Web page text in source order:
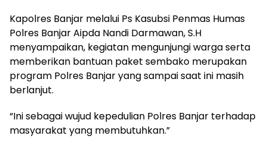
Kapolres Banjar melalui Ps Kasubsi Penmas Humas
Polres Banjar Aipda Nandi Darmawan, S.H
menyampaikan, kegiatan mengunjungi warga serta
memberikan bantuan paket sembako merupakan
program Polres Banjar yang sampai saat ini masih
berlanjut.
“Ini sebagai wujud kepedulian Polres Banjar terhadap
masyarakat yang membutuhkan.”